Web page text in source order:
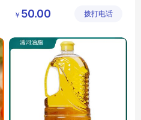
精炼食用油
正宗稻米油
限公司
￥ 50.00 拨打电话